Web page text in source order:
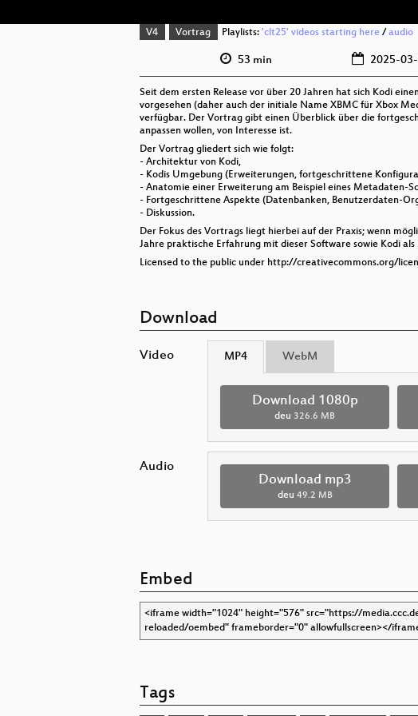
V4 Vortrag Playlists: 'clt25' videos starting here/ audio
53 min 2025-
Seit dem ersten Release vor über 20 Jahren hat sich Kodi
vorgesehen (daher auch der initiale Name XBMC für Xbox
verfügbar. Der Vortrag gibt einen Überblick über die
anpassen wollen, von Interesse ist.
Der Vortrag gliedert sich wie folgt:
- Architektur von Kodi,
- Kodis Umgebung (Erweiterungen, fortgeschrittene
- Anatomie einer Erweiterung am Beispiel eines Metadaten-
- Fortgeschrittene Aspekte (Datenbanken, Benutzerdaten-
- Diskussion.
Der Fokus des Vortrags liegt hierbei auf der Praxis; wenn
Jahre praktische Erfahrung mit dieser Software sowie Kodi
Licensed to the public under http://creativecommons.org/
Download
Video MP4 WebM
Download 1080p
deu 326.6 MB
Audio
Download mp3
deu 49.2 MB
Embed
Tags